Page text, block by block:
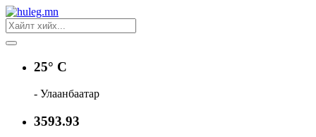
25° C
- Улаанбаатар
3593.93